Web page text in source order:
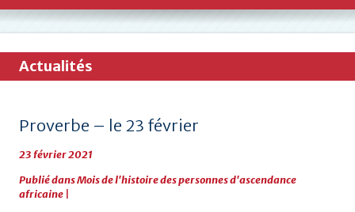
Actualités
Proverbe – le 23 février
23 février 2021
Publié dansMois de l'histoire des personnes d'ascendance
africaine